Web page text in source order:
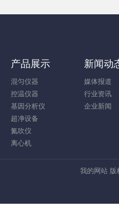
产品展示
混匀仪器
控温仪器
基因分析仪
超净设备
氮吹仪
离心机
新闻动
媒体报道
行业资讯
企业新闻
我的网站